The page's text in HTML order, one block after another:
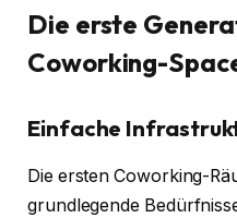
Die erste
Coworking-
Einfache
Die ersten Coworking-
grundlegende